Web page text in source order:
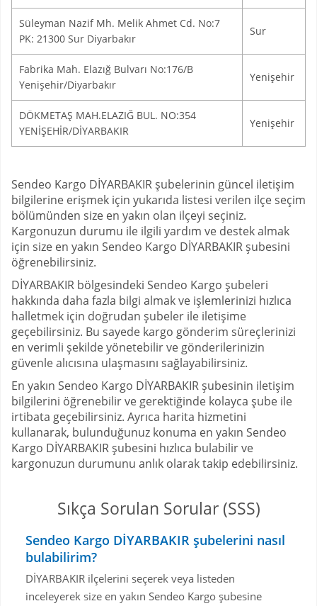
Süleyman Nazif Mh. Melik Ahmet Cd. No:7
PK: 21300 Sur Diyarbakır
Sur
Fabrika Mah. Elazığ Bulvarı No:176/B
Yenişehir/Diyarbakır
Yenişehir
DÖKMETAŞ MAH.ELAZIĞ BUL. NO:354
YENİŞEHİR/DİYARBAKIR
Yenişehir
Sendeo Kargo DİYARBAKIR şubelerinin güncel iletişim
bilgilerine erişmek için yukarıda listesi verilen ilçe seçim
bölümünden size en yakın olan ilçeyi seçiniz.
Kargonuzun durumu ile ilgili yardım ve destek almak
için size en yakın Sendeo Kargo DİYARBAKIR şubesini
öğrenebilirsiniz.
DİYARBAKIR bölgesindeki Sendeo Kargo şubeleri
hakkında daha fazla bilgi almak ve işlemlerinizi hızlıca
halletmek için doğrudan şubeler ile iletişime
geçebilirsiniz. Bu sayede kargo gönderim süreçlerinizi
en verimli şekilde yönetebilir ve gönderilerinizin
güvenle alıcısına ulaşmasını sağlayabilirsiniz.
En yakın Sendeo Kargo DİYARBAKIR şubesinin iletişim
bilgilerini öğrenebilir ve gerektiğinde kolayca şube ile
irtibata geçebilirsiniz. Ayrıca harita hizmetini
kullanarak, bulunduğunuz konuma en yakın Sendeo
Kargo DİYARBAKIR şubesini hızlıca bulabilir ve
kargonuzun durumunu anlık olarak takip edebilirsiniz.
Sıkça Sorulan Sorular (SSS)
Sendeo Kargo DİYARBAKIR şubelerini nasıl
bulabilirim?
DİYARBAKIR ilçelerini seçerek veya listeden
inceleyerek size en yakın Sendeo Kargo şubesine